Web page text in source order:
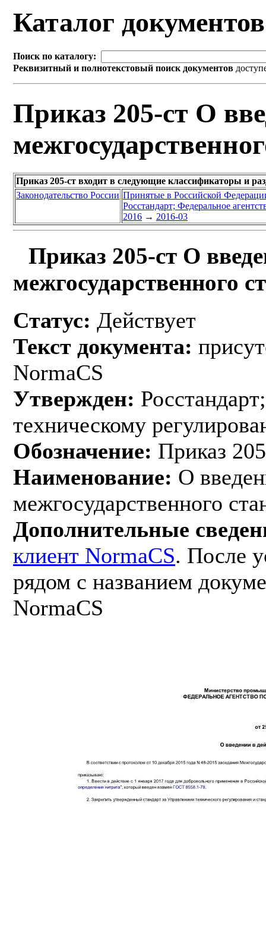
Каталог
Поиск по каталогу:
Реквизитный и полнотекстовый поиск документов
Приказ 205-ст О
Приказ 205-ст входит в следующие классификаторы и
Законодательство России Принятые в Российской
Росстандарт; Федеральное
2016 → 2016-03
Приказ 205-ст О
межгосударственного
Статус: Действует
Текст документа:
NormaCS
Утвержден:
техническому
Обозначение: Приказ
Наименование: О
межгосударственного
Дополнительные
клиент NormaCS. После
рядом с названием
NormaCS